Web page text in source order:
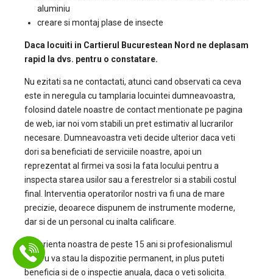
aluminiu
creare si montaj plase de insecte
Daca locuiti in Cartierul Bucurestean Nord ne deplasam
rapid la dvs. pentru o constatare.
Nu ezitati sa ne contactati, atunci cand observati ca ceva
este in neregula cu tamplaria locuintei dumneavoastra,
folosind datele noastre de contact mentionate pe pagina
de web, iar noi vom stabili un pret estimativ al lucrarilor
necesare. Dumneavoastra veti decide ulterior daca veti
dori sa beneficiati de serviciile noastre, apoi un
reprezentat al firmei va sosi la fata locului pentru a
inspecta starea usilor sau a ferestrelor si a stabili costul
final. Interventia operatorilor nostri va fi una de mare
precizie, deoarece dispunem de instrumente moderne,
dar si de un personal cu inalta calificare.
Experienta noastra de peste 15 ani si profesionalismul
nostru va stau la dispozitie permanent, in plus puteti
beneficia si de o inspectie anuala, daca o veti solicita.